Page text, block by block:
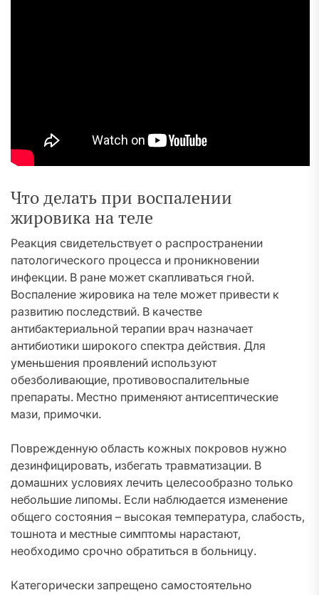
Что делать при воспалении
жировика на теле
Реакция свидетельствует о распространении
патологического процесса и проникновении
инфекции. В ране может скапливаться гной.
Воспаление жировика на теле может привести к
развитию последствий. В качестве
антибактериальной терапии врач назначает
антибиотики широкого спектра действия. Для
уменьшения проявлений используют
обезболивающие, противовоспалительные
препараты. Местно применяют антисептические
мази, примочки.
Поврежденную область кожных покровов нужно
дезинфицировать, избегать травматизации. В
домашних условиях лечить целесообразно только
небольшие липомы. Если наблюдается изменение
общего состояния – высокая температура, слабость,
тошнота и местные симптомы нарастают,
необходимо срочно обратиться в больницу.
Категорически запрещено самостоятельно